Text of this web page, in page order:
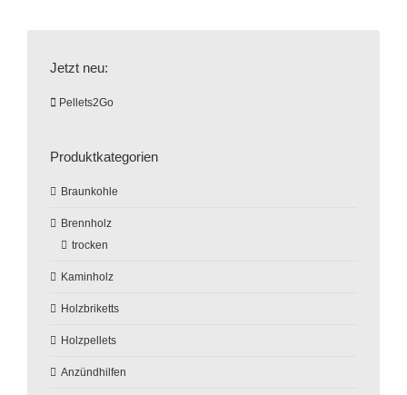
Jetzt neu:
Pellets2Go
Produktkategorien
Braunkohle
Brennholz
trocken
Kaminholz
Holzbriketts
Holzpellets
Anzündhilfen